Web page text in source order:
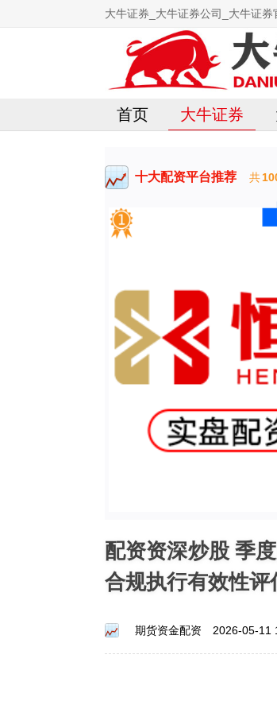
大牛证券_大牛证券公司_大牛证券
首页 大牛证券
十大配资平台推荐 共
配资资深炒股 季
合规执行有效性评
期货资金配资 2026-05-11